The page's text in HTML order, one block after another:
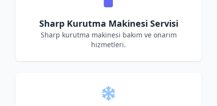
Sharp Kurutma Makinesi Servisi
Sharp kurutma makinesi bakım ve onarım
hizmetleri.